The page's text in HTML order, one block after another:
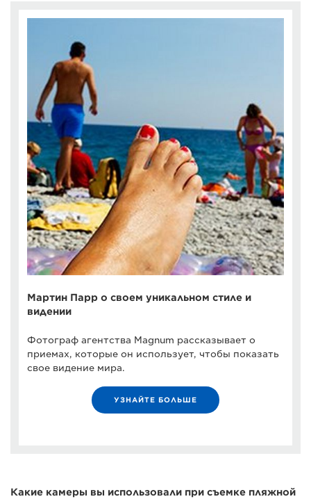
Мартин Парр о своем уникальном стиле и
видении
Фотограф агентства Magnum рассказывает о
приемах, которые он использует, чтобы показать
свое видение мира.
УЗНАЙТЕ БОЛЬШЕ
Какие камеры вы использовали при съемке пляжной